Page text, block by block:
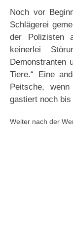
Noch vor
Schlägerei
der Polizisten
keinerlei
Demonstranten
Tiere.“ Eine
Peitsche,
gastiert noch
Weiter nach der